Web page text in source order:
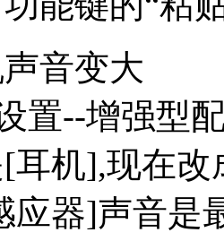
音变大
置--增强型
耳机],现在
应器]声音是